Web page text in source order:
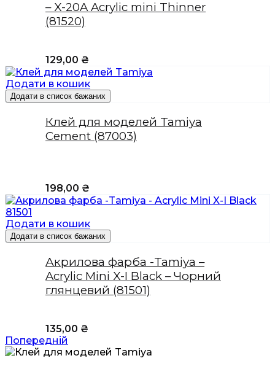
– X-20A Acrylic mini Thinner
(81520)
129,00 ₴
Додати в кошик
Додати в список бажаних
Клей для моделей Tamiya
Cement (87003)
198,00 ₴
Додати в кошик
Додати в список бажаних
Акрилова фарба -Tamiya –
Acrylic Mini X-I Black – Чорний
глянцевий (81501)
135,00 ₴
Попередній